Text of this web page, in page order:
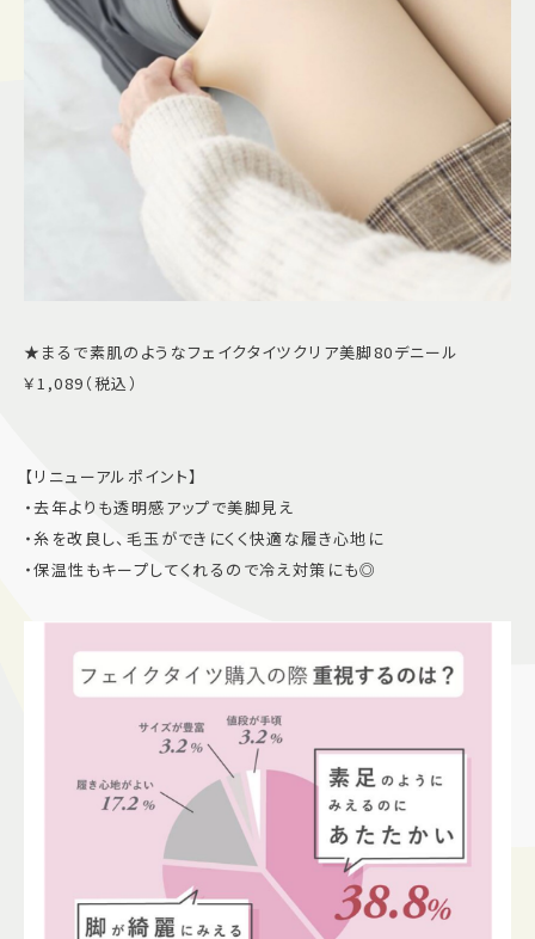
★まるで素肌のようなフェイクタイツクリア美脚80デニール
￥1,089（税込）
【リニューアルポイント】
・去年よりも透明感アップで美脚見え
・糸を改良し、毛玉ができにくく快適な履き心地に
・保温性もキープしてくれるので冷え対策にも◎